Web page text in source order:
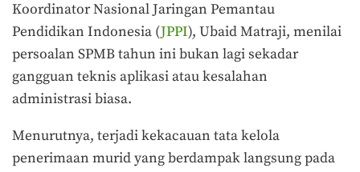
Koordinator Nasional Jaringan Pemantau
Pendidikan Indonesia (JPPI), Ubaid Matraji, menilai
persoalan SPMB tahun ini bukan lagi sekadar
gangguan teknis aplikasi atau kesalahan
administrasi biasa.
Menurutnya, terjadi kekacauan tata kelola
penerimaan murid yang berdampak langsung pada